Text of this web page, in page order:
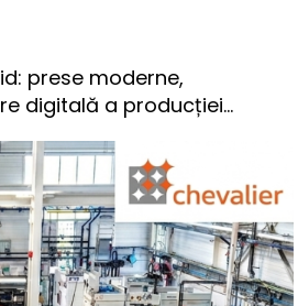
prese moderne,
digitală a producției…